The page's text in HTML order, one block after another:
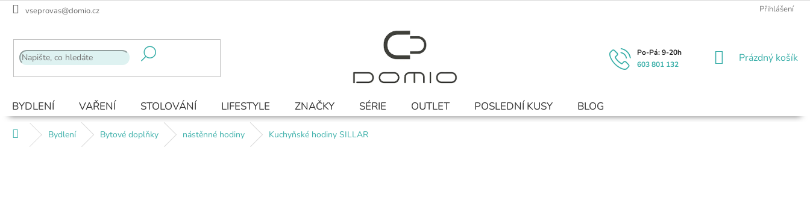
Přejít
vseprovas@domio.cz Přihlášení
603 801 132
NÁKUPNÍ
Prázdný košík
BYDLENÍ VAŘENÍ STOLOVÁNÍ LIFESTYLE ZNAČKY SÉRIE OUTLET POSLEDNÍ KUSY BLOG
Domů Bydlení Bytové doplňky nástěnné hodiny Kuchyňské hodiny SILLAR